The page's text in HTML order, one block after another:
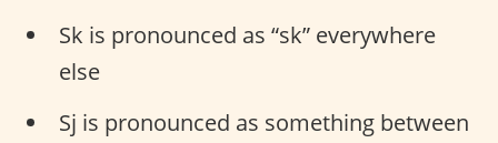
Sk is pronounced as “sk” everywhere
else
Sj is pronounced as something between